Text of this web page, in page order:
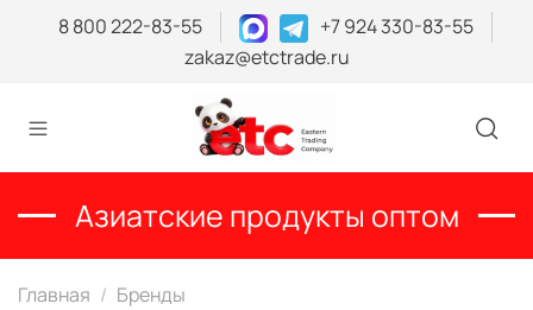
8 800 222-83-55
+7 924 330-83-55
zakaz@etctrade.ru
Азиатские продукты оптом
Главная Бренды